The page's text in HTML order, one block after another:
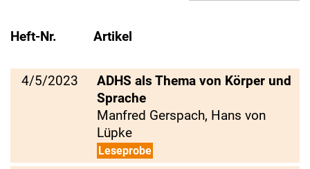
Heft-Nr. Artikel
4/5/2023
ADHS als Thema von Körper und
Sprache
Manfred Gerspach, Hans von
Lüpke
Leseprobe